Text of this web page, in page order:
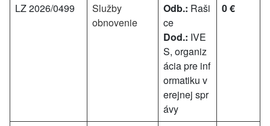
LZ 2026/0499
Služby
obnovenie
Odb.: Raši
ce
Dod.: IVE
S, organiz
ácia pre inf
ormatiku v
erejnej spr
ávy
0 €